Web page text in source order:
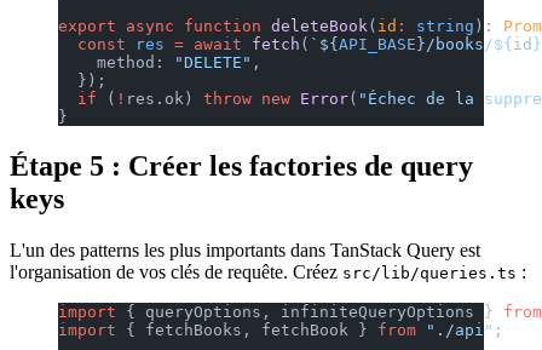
export async function deleteBook ( id : string ) :
  const
res = await fetch ( `${ API_BASE }/books/${ id
    method:
"DELETE" ,
  });
  if
( ! res.ok) throw new Error( "Échec de la
}
Étape 5 : Créer les factories de query
keys
L'un des patterns les plus importants dans TanStack Query est
l'organisation de vos clés de requête. Créez src/lib/queries.ts :
import { queryOptions, infiniteQueryOptions } from
import { fetchBooks, fetchBook } from "./api" ;